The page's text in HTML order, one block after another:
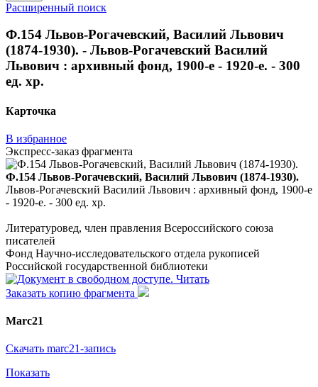
Расширенный поиск
Ф.154 Львов-Рогачевский, Василий Львович
(1874-1930). - Львов-Рогачевский Василий
Львович : архивный фонд, 1900-е - 1920-е. - 300
ед. хр.
Карточка
В избранное
Экспресс-заказ фрагмента
Ф.154 Львов-Рогачевский, Василий Львович (1874-1930).
Львов-Рогачевский Василий Львович : архивный фонд, 1900-е
- 1920-е. - 300 ед. хр.
Литературовед, член правления Всероссийского союза
писателей
Фонд Научно-исследовательского отдела рукописей
Российской государственной библиотеки
Читать
Заказать копию фрагмента
Marc21
Скачать marc21-запись
Показать